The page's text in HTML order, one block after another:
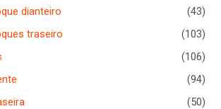
dianteiro
(43)
traseiro
(103)
(106)
(94)
(50)